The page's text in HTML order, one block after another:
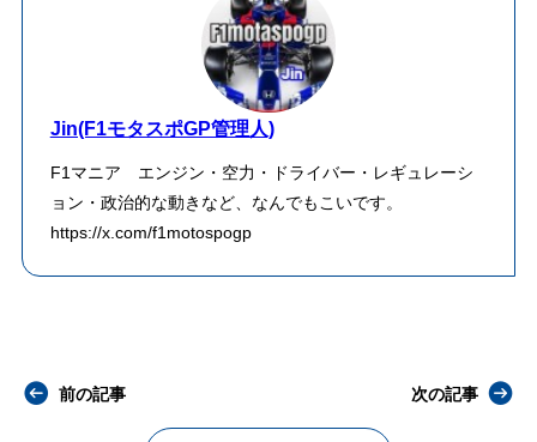
Jin(F1モタスポGP管理人)
F1マニア エンジン・空力・ドライバー・レギュレーシ
ョン・政治的な動きなど、なんでもこいです。
https://x.com/f1motospogp
前の記事 次の記事